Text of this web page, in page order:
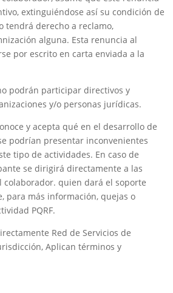
extinguiéndose así su condición de
tendrá derecho a reclamo,
alguna. Esta renuncia al
por escrito en carta enviada a la
podrán participar directivos y
y/o personas jurídicas.
y acepta qué en el desarrollo de
podrían presentar inconvenientes
tipo de actividades. En caso de
se dirigirá directamente a las
quien dará el soporte
para más información, quejas o
PQRF.
Red de Servicios de
Aplican términos y